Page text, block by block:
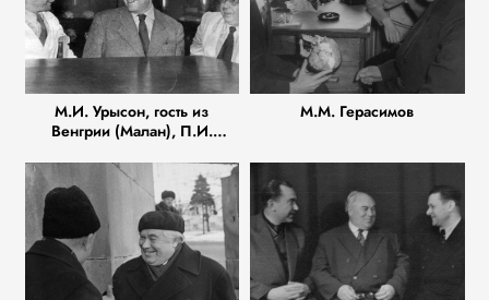
М.И. Урысон, гость из
Венгрии (Малан), П.И.
М.М. Герасимов